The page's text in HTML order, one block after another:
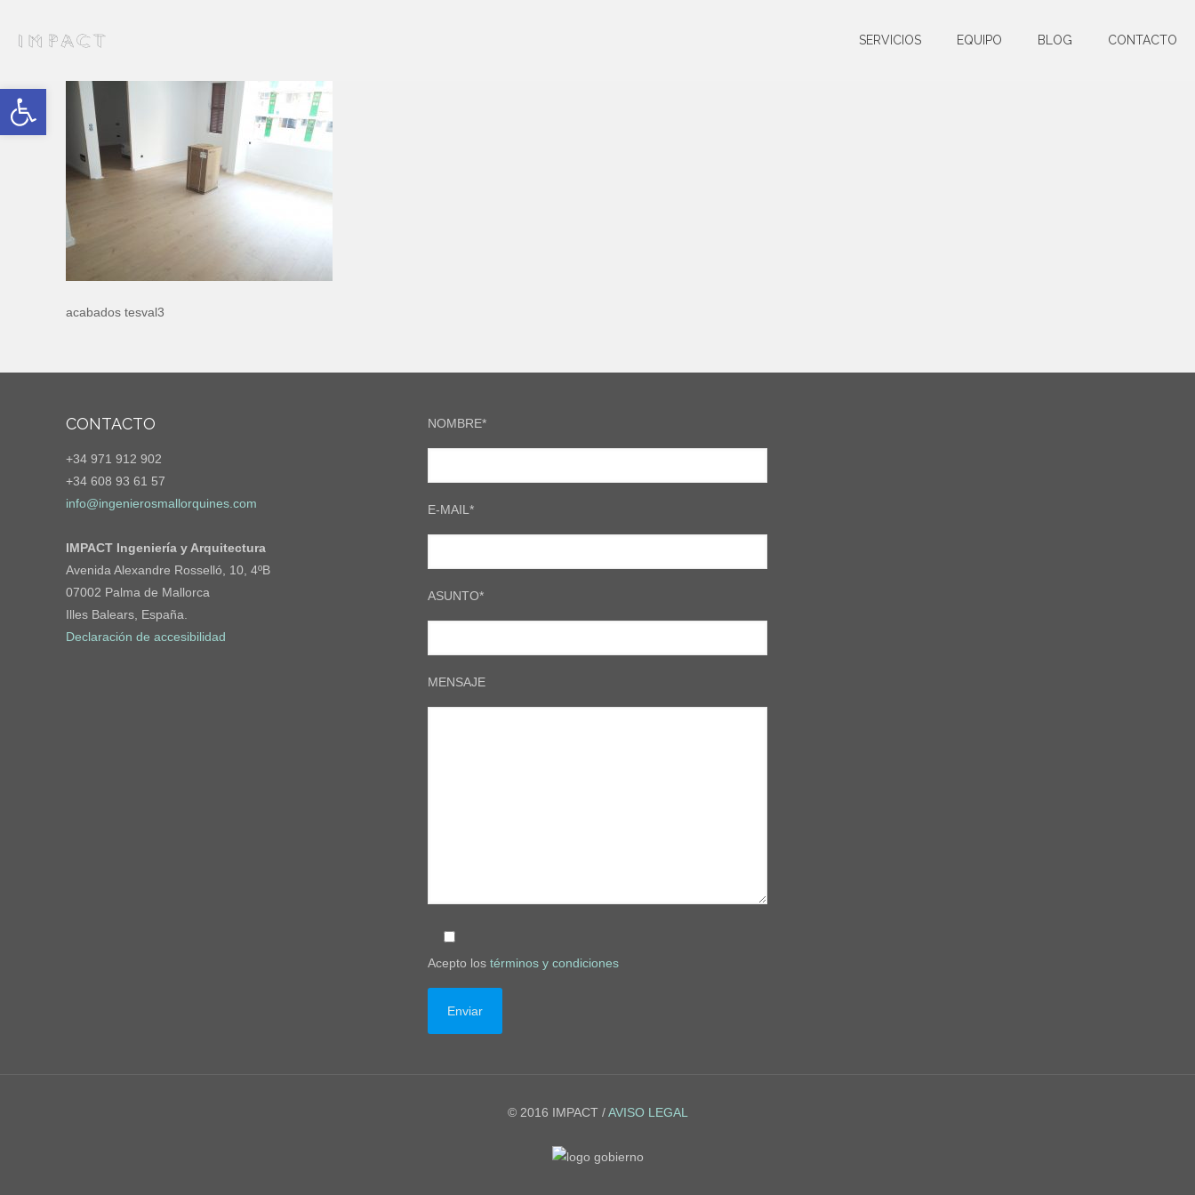
SERVICIOS EQUIPO BLOG CONTACTO
acabados tesval3
CONTACTO
+34 971 912 902
+34 608 93 61 57
info@ingenierosmallorquines.com
IMPACT Ingeniería y Arquitectura
Avenida Alexandre Rosselló, 10, 4ºB
07002 Palma de Mallorca
Illes Balears, España.
Declaración de accesibilidad
NOMBRE*
E-MAIL*
ASUNTO*
MENSAJE
Acepto los términos y condiciones
© 2016 IMPACT /AVISO LEGAL
Abrir barra de herramientas